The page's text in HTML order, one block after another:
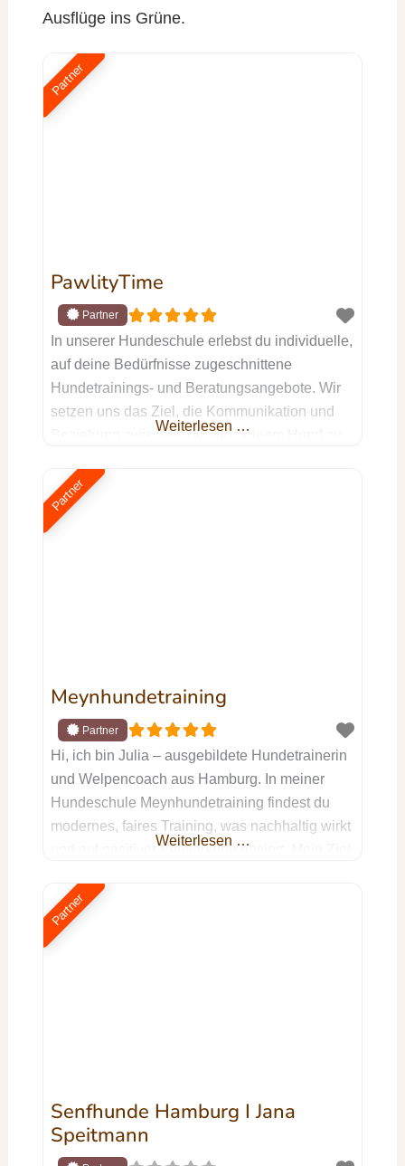
Ausflüge ins Grüne.
Partner
PawlityTime
In unserer Hundeschule erlebst du individuelle,
auf deine Bedürfnisse zugeschnittene
Hundetrainings- und Beratungsangebote. Wir
setzen uns das Ziel, die Kommunikation und
Beziehung zwischen dir und deinem Hund zu
artgerechte Beschäftigung für deinen treuen
Begleiter zu schaffen. Unser ganzheitlicher
Ansatz strebt nicht nur die Lösung spezifischer
Weiterlesen …
Partner
Meynhundetraining
Hi, ich bin Julia – ausgebildete Hundetrainerin
und Welpencoach aus Hamburg. In meiner
Hundeschule Meynhundetraining findest du
modernes, faires Training, was nachhaltig wirkt
und auf positiver Verstärkung basiert. Mein Ziel
unterstützen, ein echtes Team zu werden:
durch gegenseitiges Verstehen, klare
Kommunikation auf Augenhöhe und jede
Weiterlesen …
Partner
Senfhunde Hamburg I Jana
Speitmann